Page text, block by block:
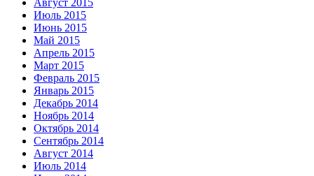
Июль 2015
Июнь 2015
Май 2015
Апрель 2015
Март 2015
Февраль 2015
Январь 2015
Декабрь 2014
Ноябрь 2014
Октябрь 2014
Сентябрь 2014
Август 2014
Июль 2014